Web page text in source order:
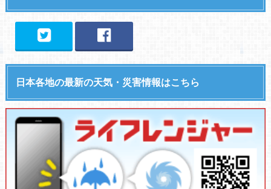
日本各地の最新の天気・災害情報はこちら